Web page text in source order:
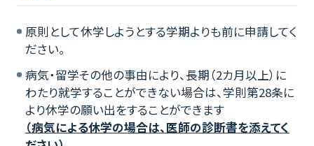
原則として休学しようとする学期よりも前に申請してく
ださい。
病気・留学その他の事由により、長期（2カ月以上）に
わたり就学することができない場合は、学則第28条に
より休学の願い出をすることができます
（病気による休学の場合は、医師の診断書を添えてく